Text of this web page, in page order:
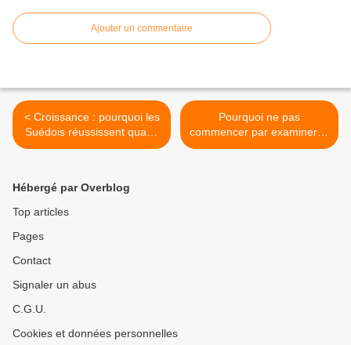
Ajouter un commentaire
< Croissance : pourquoi les
Suédois réussissent quand
toute l’Europe échoue ?
Pourquoi ne pas
commencer par examiner la
Lune pour tenter d’y trouver
Hébergé par Overblog
Top articles
Pages
Contact
Signaler un abus
C.G.U.
Cookies et données personnelles